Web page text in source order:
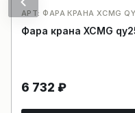
АРТ: ФАРА КРАНА XCMG
Фара крана XCMG
6 732 ₽